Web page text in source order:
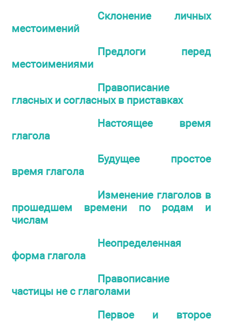
Склонение личных
местоимений
Предлоги перед
местоимениями
Правописание
гласных и согласных в приставках
Настоящее время
глагола
Будущее простое
время глагола
Изменение глаголов в
прошедшем времени по родам и
числам
Неопределенная
форма глагола
Правописание
частицы не с глаголами
Первое и второе